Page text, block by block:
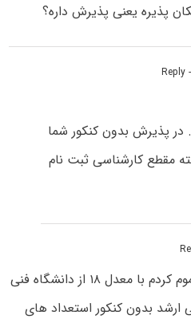
پذیره یعنی پذیرش داره؟
-
پذیرش بدون کنکور شما
مقطع کارشناسی ثبت نام
سلام من کارشناسی ناپیوسته تموم کردم با معدل ۱۸ از دانشگاه فنی
ارشد بدون کنکور استعداد های